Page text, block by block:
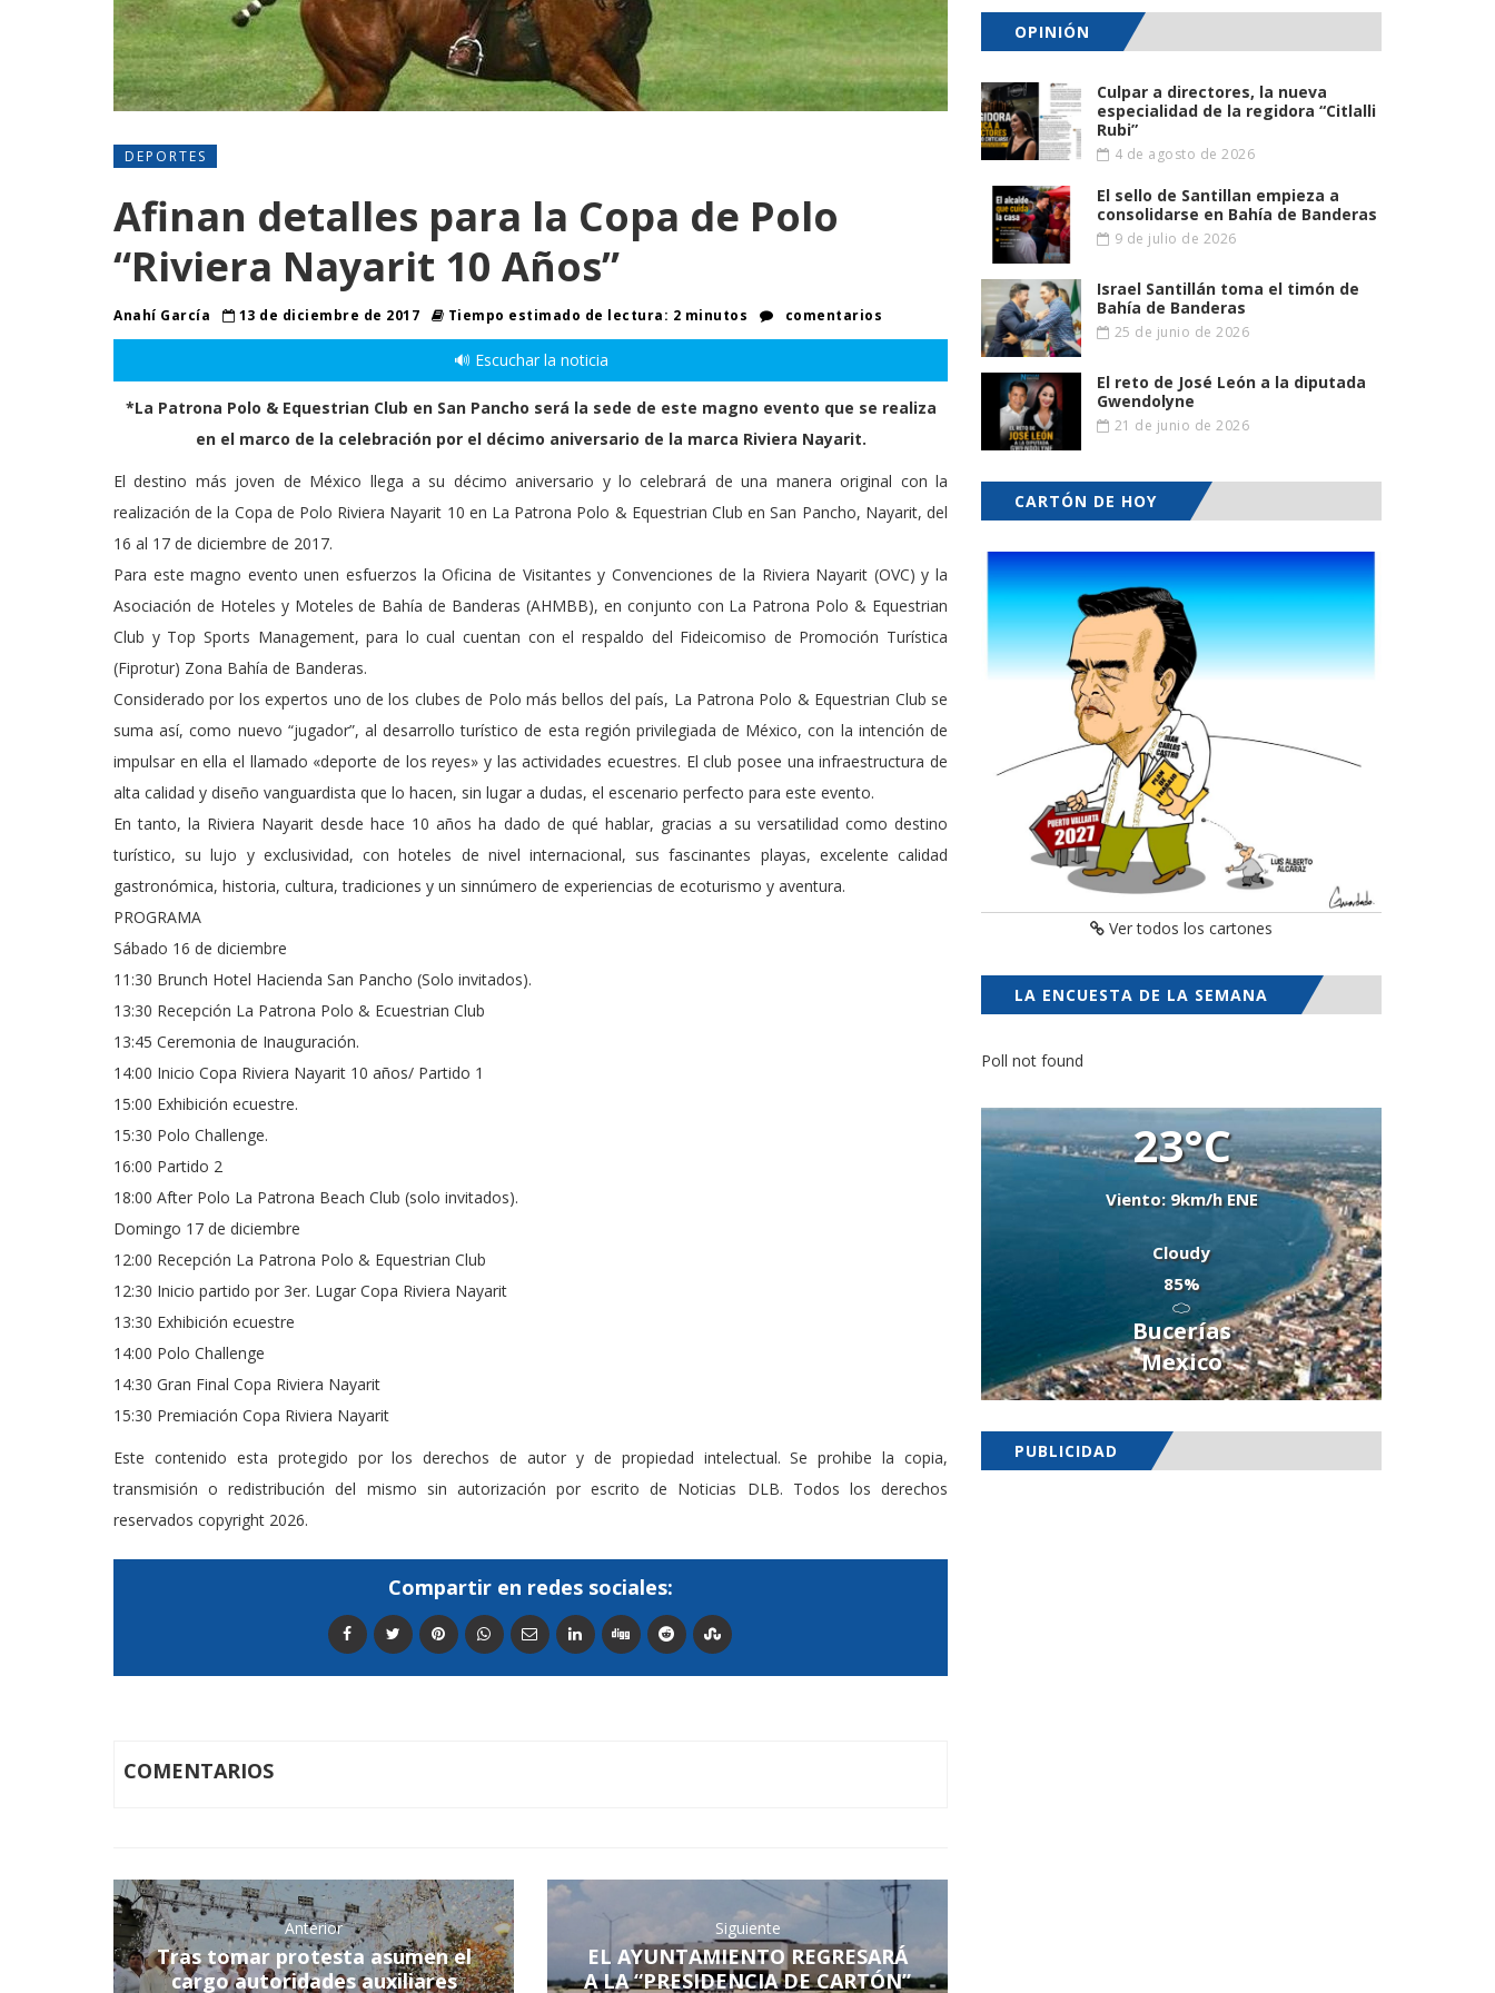
DEPORTES
Afinan detalles para la Copa de Polo
“Riviera Nayarit 10 Años”
Anahí García 13 de diciembre de 2017 Tiempo estimado de lectura: 2 minutos comentarios
🔊 Escuchar la noticia
*La Patrona Polo & Equestrian Club en San Pancho será la sede de este magno evento que se realiza
en el marco de la celebración por el décimo aniversario de la marca Riviera Nayarit.
El destino más joven de México llega a su décimo aniversario y lo celebrará de una manera original con la
realización de la Copa de Polo Riviera Nayarit 10 en La Patrona Polo & Equestrian Club en San Pancho, Nayarit, del
16 al 17 de diciembre de 2017.
Para este magno evento unen esfuerzos la Oficina de Visitantes y Convenciones de la Riviera Nayarit (OVC) y la
Asociación de Hoteles y Moteles de Bahía de Banderas (AHMBB), en conjunto con La Patrona Polo & Equestrian
Club y Top Sports Management, para lo cual cuentan con el respaldo del Fideicomiso de Promoción Turística
(Fiprotur) Zona Bahía de Banderas.
Considerado por los expertos uno de los clubes de Polo más bellos del país, La Patrona Polo & Equestrian Club se
suma así, como nuevo “jugador”, al desarrollo turístico de esta región privilegiada de México, con la intención de
impulsar en ella el llamado «deporte de los reyes» y las actividades ecuestres. El club posee una infraestructura de
alta calidad y diseño vanguardista que lo hacen, sin lugar a dudas, el escenario perfecto para este evento.
En tanto, la Riviera Nayarit desde hace 10 años ha dado de qué hablar, gracias a su versatilidad como destino
turístico, su lujo y exclusividad, con hoteles de nivel internacional, sus fascinantes playas, excelente calidad
gastronómica, historia, cultura, tradiciones y un sinnúmero de experiencias de ecoturismo y aventura.
PROGRAMA
Sábado 16 de diciembre
11:30 Brunch Hotel Hacienda San Pancho (Solo invitados).
13:30 Recepción La Patrona Polo & Ecuestrian Club
13:45 Ceremonia de Inauguración.
14:00 Inicio Copa Riviera Nayarit 10 años/ Partido 1
15:00 Exhibición ecuestre.
15:30 Polo Challenge.
16:00 Partido 2
18:00 After Polo La Patrona Beach Club (solo invitados).
Domingo 17 de diciembre
12:00 Recepción La Patrona Polo & Equestrian Club
12:30 Inicio partido por 3er. Lugar Copa Riviera Nayarit
13:30 Exhibición ecuestre
14:00 Polo Challenge
14:30 Gran Final Copa Riviera Nayarit
15:30 Premiación Copa Riviera Nayarit
Este contenido esta protegido por los derechos de autor y de propiedad intelectual. Se prohibe la copia,
transmisión o redistribución del mismo sin autorización por escrito de Noticias DLB. Todos los derechos
reservados copyright 2026.
Compartir en redes sociales:
COMENTARIOS
Anterior
Tras tomar protesta asumen el
cargo autoridades auxiliares
Siguiente
EL AYUNTAMIENTO REGRESARÁ
A LA “PRESIDENCIA DE CARTÓN”
OPINIÓN
Culpar a directores, la nueva
especialidad de la regidora “Citlalli
Rubi”
4 de agosto de 2026
El sello de Santillan empieza a
consolidarse en Bahía de Banderas
9 de julio de 2026
Israel Santillán toma el timón de
Bahía de Banderas
25 de junio de 2026
El reto de José León a la diputada
Gwendolyne
21 de junio de 2026
CARTÓN DE HOY
Ver todos los cartones
LA ENCUESTA DE LA SEMANA
Poll not found
23°C
Viento: 9km/h ENE
Cloudy
85%
Bucerías
Mexico
PUBLICIDAD